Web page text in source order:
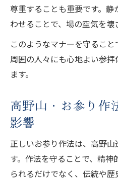
尊重することも重要です。
わせることで、場の空気を壊
このようなマナーを守ること
周囲の人々にも心地よい参
ます。
高野山・お参り作
影響
正しいお参り作法は、高野
す。作法を守ることで、精
られるだけでなく、伝統や